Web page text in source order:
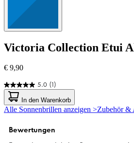
Victoria Collection Etui
€ 9,90
5.0 (1)
5.0
von
5
Sternen.
Bewertung
In den Warenkorb
Alle Sonnenbrillen anzeigen >Zubehör &